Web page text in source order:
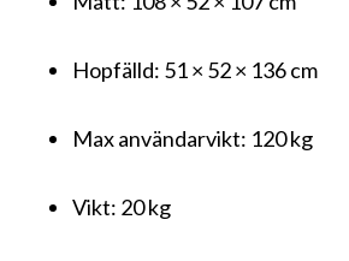
Hopfälld: 51 × 52 × 136 cm
Max användarvikt: 120 kg
Vikt: 20 kg